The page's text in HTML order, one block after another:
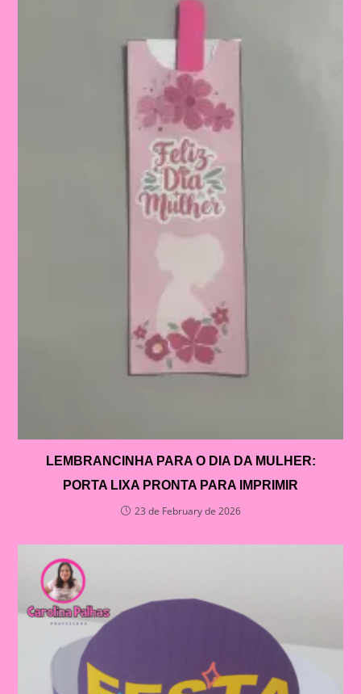
LEMBRANCINHA PARA O DIA DA MULHER:
PORTA LIXA PRONTA PARA IMPRIMIR
23 de February de 2026